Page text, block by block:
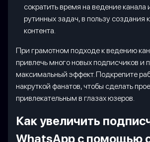
сократить время на ведение канала
рутинных задач, в пользу создания
контента.
При грамотном подходе к ведению
привлечь много новых подписчиков и
максимальный эффект. Подкрепите
накруткой фанатов, чтобы сделать
привлекательным в глазах юзеров.
Как увеличить
WhatsApp с помощью